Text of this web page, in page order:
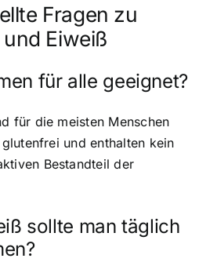
Fragen zu
Eiweiß
für alle geeignet?
für die meisten Menschen
und enthalten kein
Bestandteil der
sollte man täglich